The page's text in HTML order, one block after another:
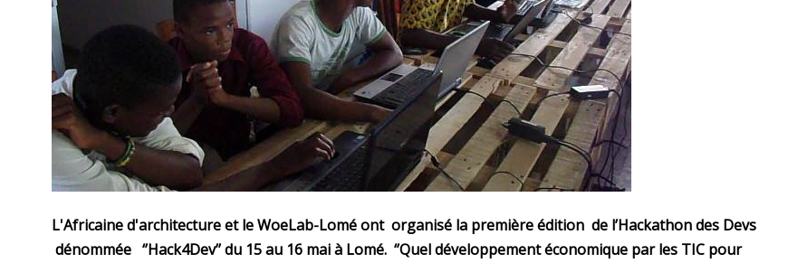
L'Africaine d'architecture et le WoeLab-Lomé ont organisé la première édition de l’Hackathon des Devs
dénommée ‘’Hack4Dev’’ du 15 au 16 mai à Lomé. ‘’Quel développement économique par les TIC pour